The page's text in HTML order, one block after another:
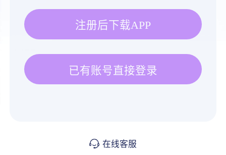
注册后下载APP
已有账号直接登录
在线客服